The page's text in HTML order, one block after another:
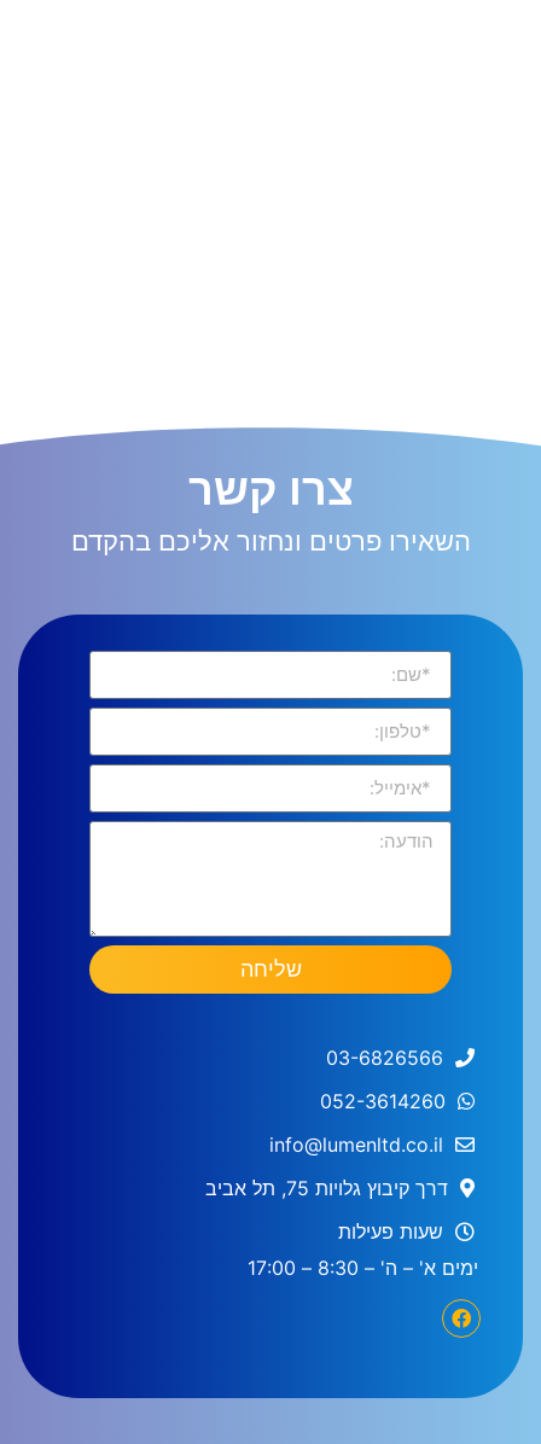
צרו קשר
השאירו פרטים ונחזור אליכם בהקדם
שליחה
03-6826566
052-3614260
info@lumenltd.co.il
דרך קיבוץ גלויות 75, תל אביב
שעות פעילות
ימים א' – ה' – 8:30 – 17:00